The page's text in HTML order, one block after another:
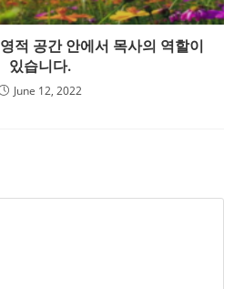
적 공간 안에서 목사의 역할이
있습니다.
June 12, 2022